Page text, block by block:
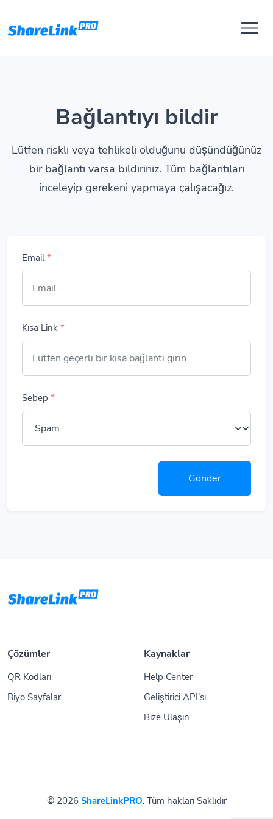
Bağlantıyı bildir
Lütfen riskli veya tehlikeli olduğunu düşündüğünüz
bir bağlantı varsa bildiriniz. Tüm bağlantıları
inceleyip gerekeni yapmaya çalışacağız.
Email*
Kısa Link *
Sebep *
Gönder
Çözümler
QR Kodları
Biyo Sayfalar
Kaynaklar
Help Center
Geliştirici API'sı
Bize Ulaşın
© 2026 ShareLinkPRO. Tüm hakları Saklıdır